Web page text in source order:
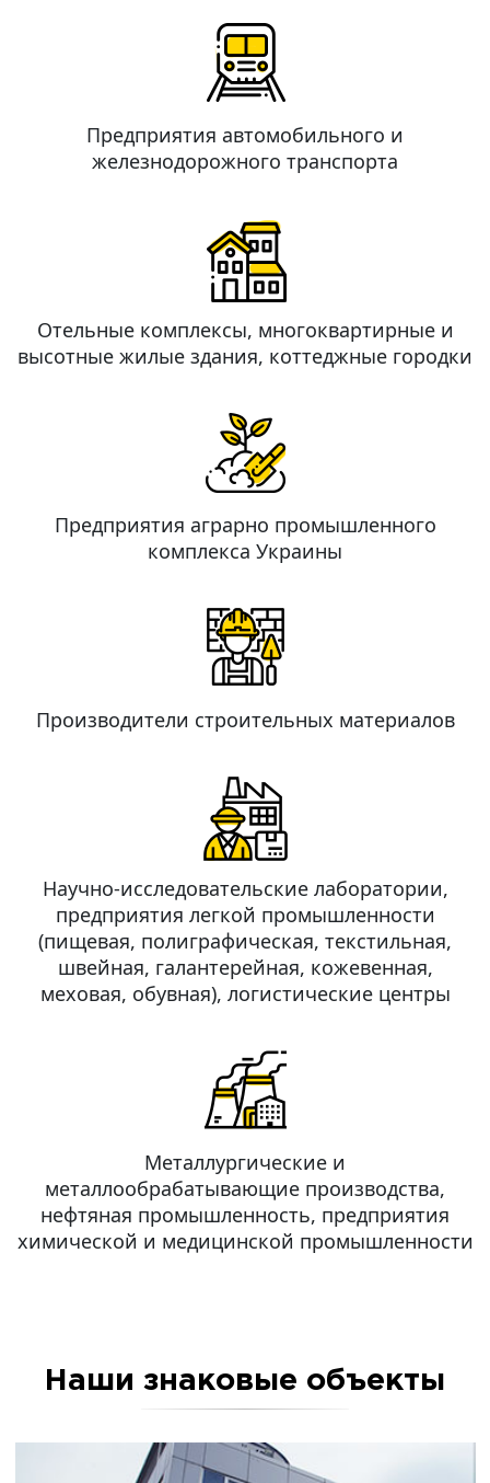
Предприятия автомобильного и
железнодорожного транспорта
Отельные комплексы, многоквартирные и
высотные жилые здания, коттеджные городки
Предприятия аграрно промышленного
комплекса Украины
Производители строительных материалов
Научно-исследовательские лаборатории,
предприятия легкой промышленности
(пищевая, полиграфическая, текстильная,
швейная, галантерейная, кожевенная,
меховая, обувная), логистические центры
Металлургические и
металлообрабатывающие производства,
нефтяная промышленность, предприятия
химической и медицинской промышленности
Наши знаковые объекты